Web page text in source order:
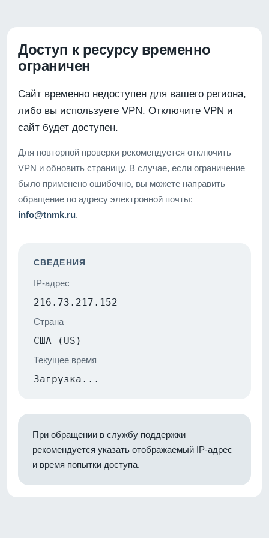
Доступ к ресурсу временно
ограничен
Сайт временно недоступен для вашего региона,
либо вы используете VPN. Отключите VPN и
сайт будет доступен.
Для повторной проверки рекомендуется отключить
VPN и обновить страницу. В случае, если ограничение
было применено ошибочно, вы можете направить
обращение по адресу электронной почты:
info@tnmk.ru.
СВЕДЕНИЯ
IP-адрес
216.73.217.152
Страна
США (US)
Текущее время
Загрузка...
При обращении в службу поддержки
рекомендуется указать отображаемый IP-адрес
и время попытки доступа.